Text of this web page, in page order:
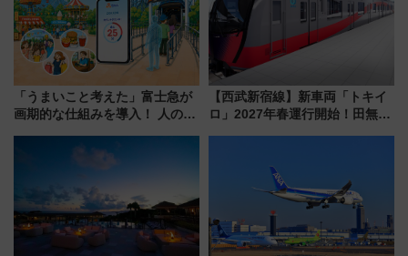
「うまいこと考えた」富士急が
画期的な仕組みを導入！ 人のか
【西武新宿線】新車両「トキイ
ロ」2027年春運行開始！田無・